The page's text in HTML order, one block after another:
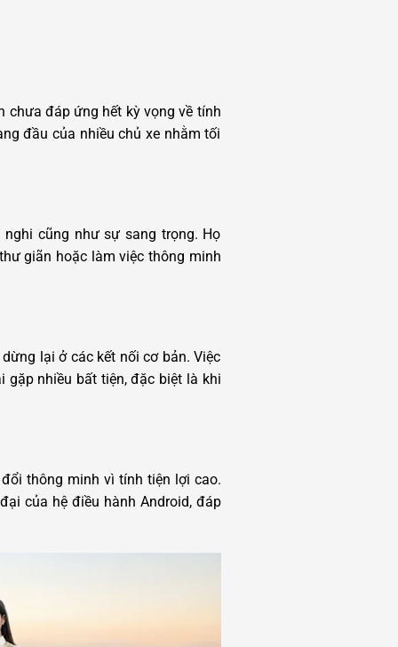
chưa đáp ứng hết kỳ vọng về tính
đầu của nhiều chủ xe nhằm tối
cũng như sự sang trọng. Họ
giãn hoặc làm việc thông minh
lại ở các kết nối cơ bản. Việc
gặp nhiều bất tiện, đặc biệt là khi
thông minh vì tính tiện lợi cao.
của hệ điều hành Android, đáp